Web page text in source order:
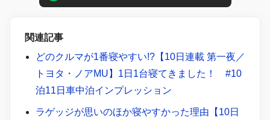
関連記事
どのクルマが1番寝やすい!?【10日連載 第一夜／
トヨタ・ノアMU】1日1台寝てきました！ #10
泊11日車中泊インプレッション
ラゲッジが思いのほか寝やすかった理由【10日